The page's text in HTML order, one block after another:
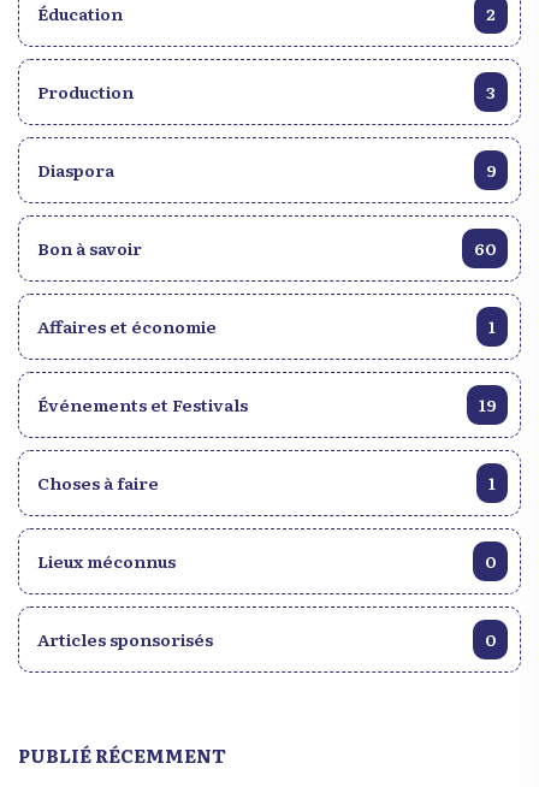
Éducation 2
Production 3
Diaspora 9
Bon à savoir 60
Affaires et économie 1
Événements et Festivals 19
Choses à faire 1
Lieux méconnus 0
Articles sponsorisés 0
PUBLIÉ RÉCEMMENT